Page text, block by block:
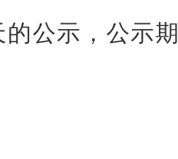
公示，公示